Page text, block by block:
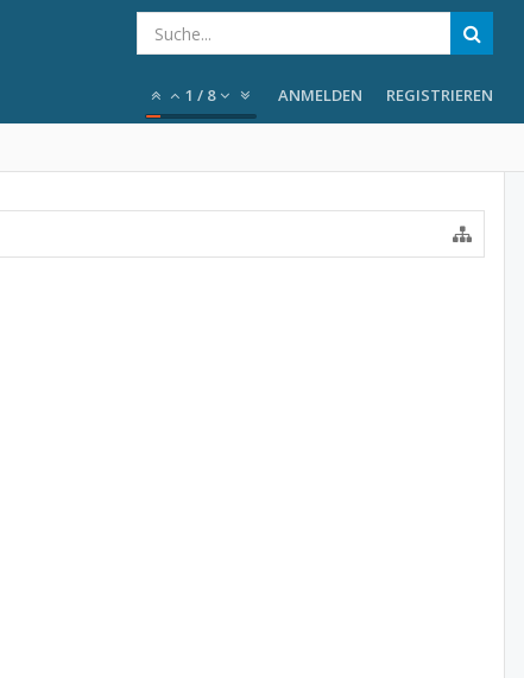
1 / 8 ANMELDEN REGISTRIEREN